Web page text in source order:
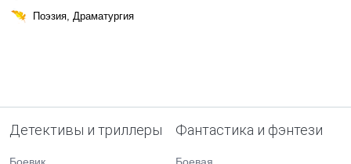
Поэзия, Драматургия
Детективы и триллеры Фантастика и фэнтези